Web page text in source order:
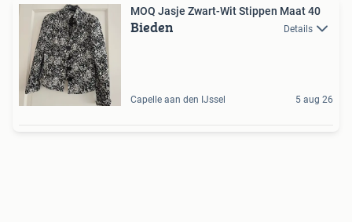
MOQ Jasje Zwart-Wit Stippen Maat 40
Bieden Details
Capelle aan den IJssel 5 aug 26